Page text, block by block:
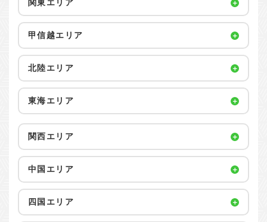
関東エリア
甲信越エリア
北陸エリア
東海エリア
関西エリア
中国エリア
四国エリア